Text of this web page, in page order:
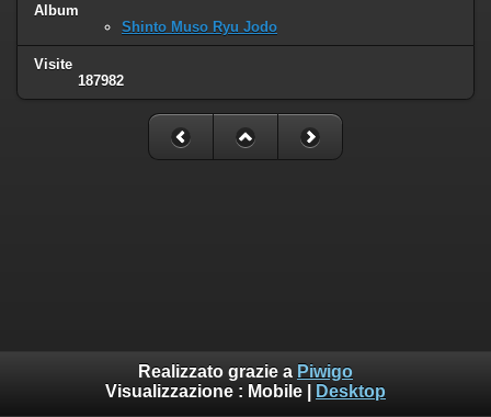
Album
Shinto Muso Ryu Jodo
Visite
187982
Realizzato grazie a Piwigo
Visualizzazione : Mobile Desktop